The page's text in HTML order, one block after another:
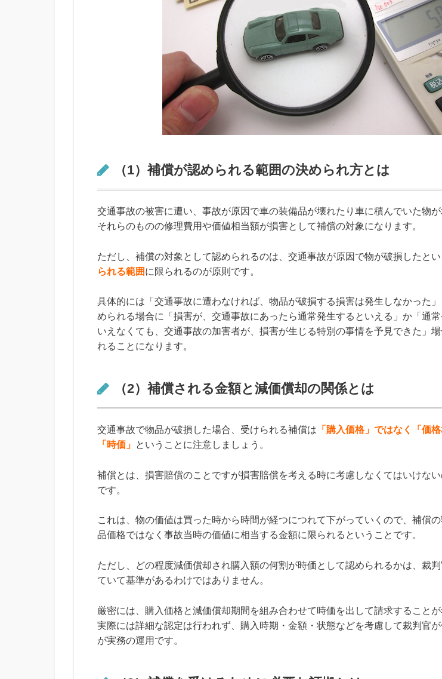
（1）補償が認められる範囲の決められ方とは
交通事故の被害に遭い、事故が原因で車の装備品が壊れたり車に積んでいた物が
それらのものの修理費用や価値相当額が損害として補償の対象になります。
ただし、補償の対象として認められるのは、交通事故が原因で物が破損したとい
られる範囲に限られるのが原則です。
具体的には「交通事故に遭わなければ、物品が破損する損害は発生しなかった
められる場合に「損害が、交通事故にあったら通常発生するといえる」か「通
いえなくても、交通事故の加害者が、損害が生じる特別の事情を予見できた」
れることになります。
（2）補償される金額と減価償却の関係とは
交通事故で物品が破損した場合、受けられる補償は 「購入価格」ではなく「価
「時価」 ということに注意しましょう。
補償とは、損害賠償のことですが損害賠償を考える時に考慮しなくてはいけない
です。
これは、物の価値は買った時から時間が経つにつれて下がっていくので、補償
品価格ではなく事故当時の価値に相当する金額に限られるということです。
ただし、どの程度減価償却され購入額の何割が時価として認められるかは、裁
ていて基準があるわけではありません。
厳密には、購入価格と減価償却期間を組み合わせて時価を出して請求することが
実際には詳細な認定は行われず、購入時期・金額・状態などを考慮して裁判官
が実務の運用です。